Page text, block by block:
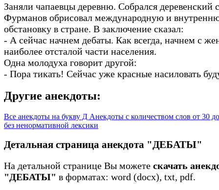
Заняли чапаевцы деревню. Собрался деревенский
Фурманов обрисовал международную и
обстановку в стране. В заключение сказал:
- А сейчас начнем дебаты. Как всегда, начнем с
наиболее отсталой части населения.
Одна молодуха говорит другой:
- Пора тикать! Сейчас уже красные насиловать
Другие анекдоты:
Все анекдоты на букву Д Анекдоты с количеством слов от 30
без ненормативной лексики
Детальная страница анекдота "ДЕБАТЫ"
На детальной странице Вы можете скачать
"ДЕБАТЫ" в форматах: word (docx), txt, pdf.